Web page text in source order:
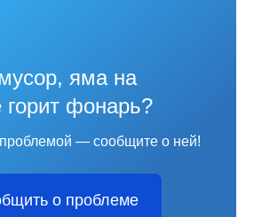
яма на
горит фонарь?
— сообщите о ней!
о проблеме